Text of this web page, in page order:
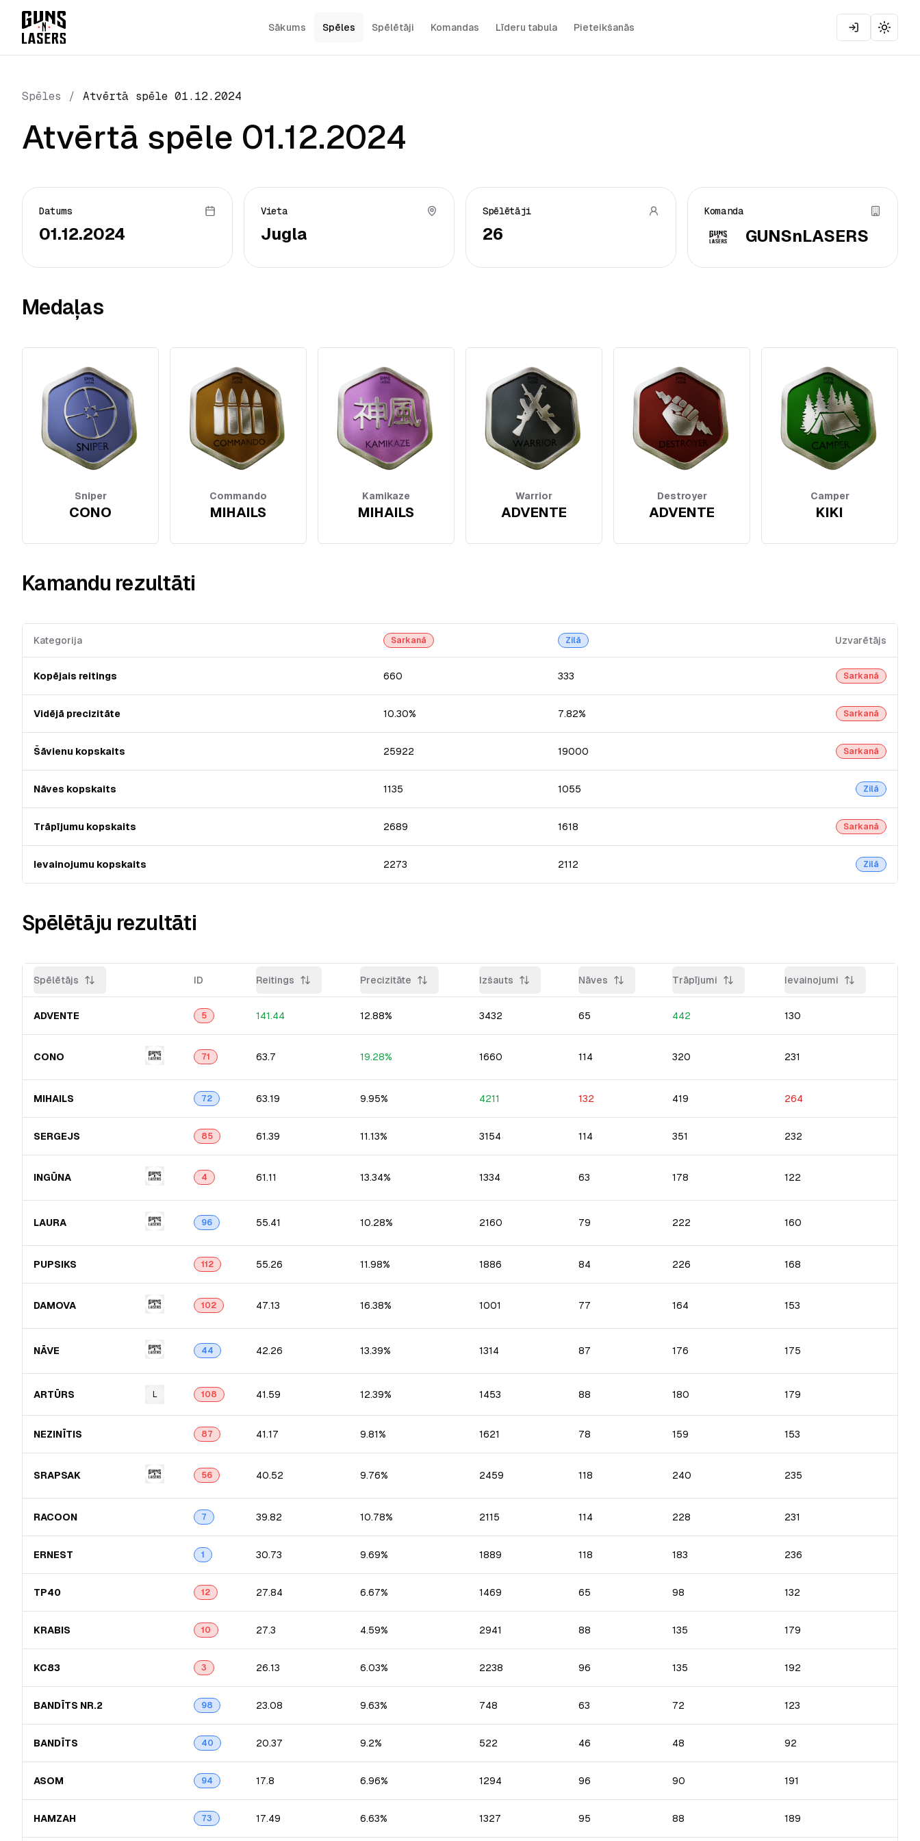
Sākums Spēles Spēlētāji Komandas Līderu tabula Pieteikšanās
Toggle
Spēles / Atvērtā spēle 01.12.2024
Atvērtā spēle 01.12.2024
Datums
01.12.2024
Vieta
Jugla
Spēlētāji
26
Komanda
GUNSnLASERS
Medaļas
Sniper
CONO
Commando
MIHAILS
Kamikaze
MIHAILS
Warrior
ADVENTE
Destroyer
ADVENTE
Camper
KIKI
Kamandu rezultāti
Kategorija Sarkanā Zilā Uzvarētājs
Kopējais reitings 660 333 Sarkanā
Vidējā precizitāte 10.30% 7.82% Sarkanā
Šāvienu kopskaits 25922 19000 Sarkanā
Nāves kopskaits 1135 1055 Zilā
Trāpījumu kopskaits 2689 1618 Sarkanā
Ievainojumu kopskaits 2273 2112 Zilā
Spēlētāju rezultāti
Spēlētājs ID Reitings Precizitāte Izšauts Nāves Trāpījumi Ievainojumi
ADVENTE 5 141.44 12.88% 3432 65 442 130
CONO 71 63.7 19.28% 1660 114 320 231
MIHAILS 72 63.19 9.95% 4211 132 419 264
SERGEJS 85 61.39 11.13% 3154 114 351 232
INGŪNA 4 61.11 13.34% 1334 63 178 122
LAURA 96 55.41 10.28% 2160 79 222 160
PUPSIKS 112 55.26 11.98% 1886 84 226 168
DAMOVA 102 47.13 16.38% 1001 77 164 153
NĀVE 44 42.26 13.39% 1314 87 176 175
ARTŪRS L 108 41.59 12.39% 1453 88 180 179
NEZINĪTIS 87 41.17 9.81% 1621 78 159 153
SRAPSAK 56 40.52 9.76% 2459 118 240 235
RACOON 7 39.82 10.78% 2115 114 228 231
ERNEST 1 30.73 9.69% 1889 118 183 236
TP40 12 27.84 6.67% 1469 65 98 132
KRABIS 10 27.3 4.59% 2941 88 135 179
KC83 3 26.13 6.03% 2238 96 135 192
BANDĪTS NR.2 98 23.08 9.63% 748 63 72 123
BANDĪTS 40 20.37 9.2% 522 46 48 92
ASOM 94 17.8 6.96% 1294 96 90 191
HAMZAH 73 17.49 6.63% 1327 95 88 189